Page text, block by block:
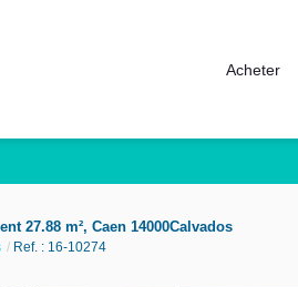
Acheter
27.88 m², Caen 14000Calvados
Ref. : 16-10274